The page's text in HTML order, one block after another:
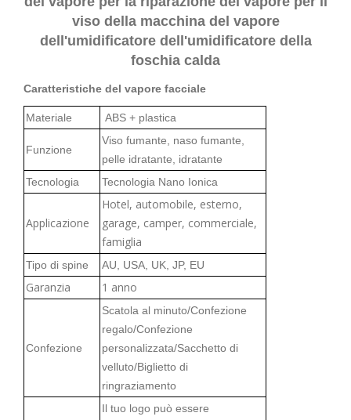
viso della macchina del vapore
dell'umidificatore dell'umidificatore della
foschia calda
Caratteristiche del vapore facciale
Materiale ABS + plastica
Funzione
Viso fumante, naso fumante,
pelle idratante, idratante
Tecnologia
Tecnologia Nano Ionica
Applicazione
Hotel, automobile, esterno,
garage, camper, commerciale,
famiglia
Tipo di spine AU, USA, UK, JP, EU
Garanzia 1 anno
Confezione
Scatola al minuto/Confezione
regalo/Confezione
personalizzata/Sacchetto di
velluto/Biglietto di
ringraziamento
Il tuo logo può essere